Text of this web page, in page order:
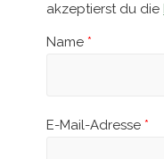
akzeptierst du die
Name *
E-Mail-Adresse *